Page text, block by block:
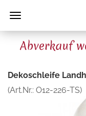
Dekoschleife
(Art.Nr.: O12-226-TS)